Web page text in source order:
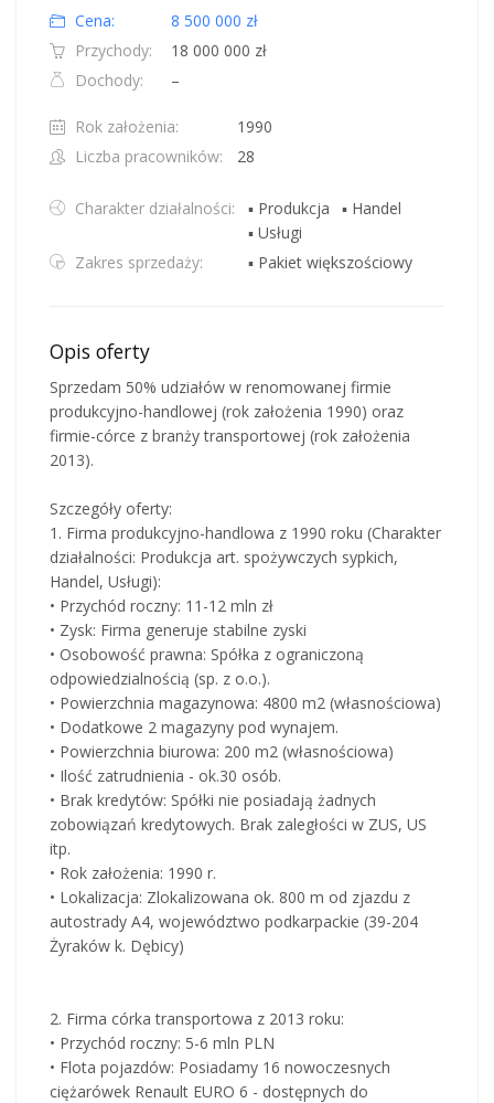
Cena:
8 500 000 zł
Przychody:
18 000 000 zł
Dochody:
–
Rok założenia:
1990
Liczba pracowników:
28
Charakter działalności: ▪ Produkcja
▪ Handel
▪ Usługi
Zakres sprzedaży:
▪ Pakiet większościowy
Opis oferty
Sprzedam 50% udziałów w renomowanej firmie
produkcyjno-handlowej (rok założenia 1990) oraz
firmie-córce z branży transportowej (rok założenia
2013).
Szczegóły oferty:
1. Firma produkcyjno-handlowa z 1990 roku (Charakter
działalności: Produkcja art. spożywczych sypkich,
Handel, Usługi):
• Przychód roczny: 11-12 mln zł
• Zysk: Firma generuje stabilne zyski
• Osobowość prawna: Spółka z ograniczoną
odpowiedzialnością (sp. z o.o.).
• Powierzchnia magazynowa: 4800 m2 (własnościowa)
• Dodatkowe 2 magazyny pod wynajem.
• Powierzchnia biurowa: 200 m2 (własnościowa)
• Ilość zatrudnienia - ok.30 osób.
• Brak kredytów: Spółki nie posiadają żadnych
zobowiązań kredytowych. Brak zaległości w ZUS, US
itp.
• Rok założenia: 1990 r.
• Lokalizacja: Zlokalizowana ok. 800 m od zjazdu z
autostrady A4, województwo podkarpackie (39-204
Żyraków k. Dębicy)
2. Firma córka transportowa z 2013 roku:
• Przychód roczny: 5-6 mln PLN
• Flota pojazdów: Posiadamy 16 nowoczesnych
ciężarówek Renault EURO 6 - dostępnych do